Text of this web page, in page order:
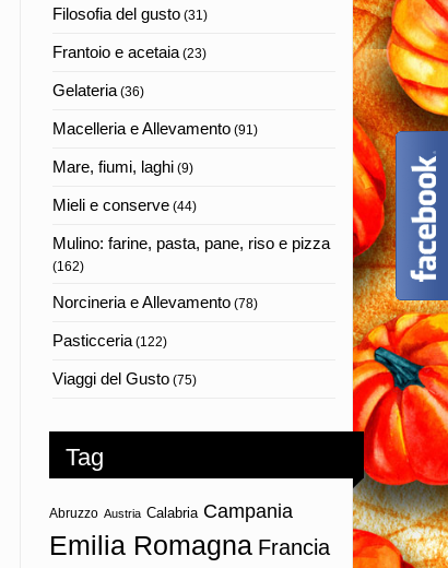
Filosofia del gusto (31)
Frantoio e acetaia(23)
Gelateria(36)
Macelleria e Allevamento (91)
Mare, fiumi, laghi (9)
Mieli e conserve (44)
Mulino: farine, pasta, pane, riso e pizza
(162)
Norcineria e Allevamento (78)
Pasticceria(122)
Viaggi del Gusto (75)
Tag
Abruzzo Austria Calabria Campania
Emilia Romagna Francia